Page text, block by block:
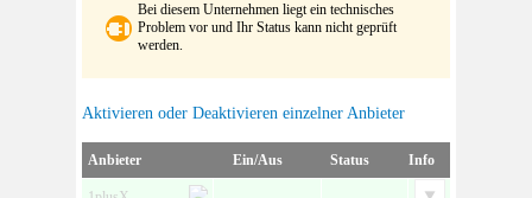
Bei diesem Unternehmen liegt ein technisches
Problem vor und Ihr Status kann nicht geprüft
werden.